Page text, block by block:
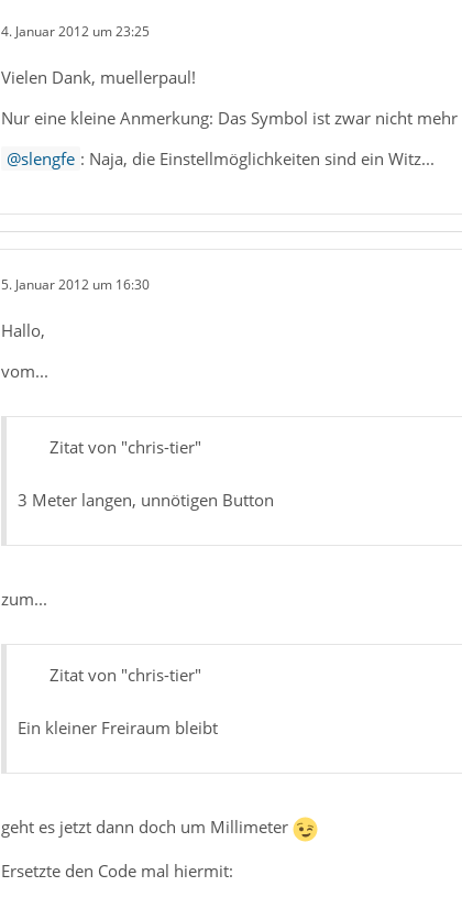
4. Januar 2012 um 23:25
Vielen Dank, muellerpaul!
Nur eine kleine Anmerkung: Das Symbol ist zwar nicht
slengfe : Naja, die Einstellmöglichkeiten sind ein Witz...
5. Januar 2012 um 16:30
Hallo,
vom...
Zitat von "chris-tier"
3 Meter langen, unnötigen Button
zum...
Zitat von "chris-tier"
Ein kleiner Freiraum bleibt
geht es jetzt dann doch um Millimeter
Ersetzte den Code mal hiermit: